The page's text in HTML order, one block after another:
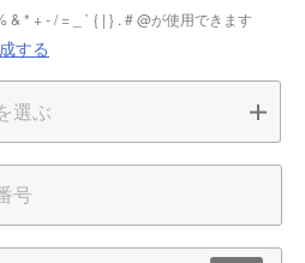
& * + - / = _ ` { | } . # @が使用できます
する